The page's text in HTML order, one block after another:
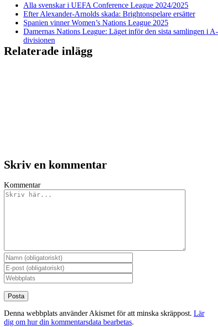
Alla svenskar i UEFA Conference League 2024/2025
Efter Alexander-Arnolds skada: Brightonspelare ersätter
Spanien vinner Women’s Nations League 2025
Damernas Nations League: Läget inför den sista samlingen i A-
divisionen
Relaterade inlägg
Skriv en kommentar
Kommentar
Denna webbplats använder Akismet för att minska skräppost. Lär
dig om hur din kommentarsdata bearbetas.